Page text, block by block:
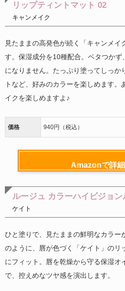
リップティントマット 02
キャンメイク
見たままの高発色が続く「キャンメ
す。保湿成分を10種配合。ベタつか
になりません。たっぷり塗ってしっか
トなど、好みのカラーを楽しめます。
イクを楽しめますよ♪
価格 940円（税込）
Amazonで詳
ルージュ カラーハイビジョ
ケイト
ひと塗りで、見たままの鮮明なカラー
のように、唇が色づく「ケイト」のリ
にフィット。唇を乾燥から守る保湿オ
で、控えめなツヤ感を演出します。